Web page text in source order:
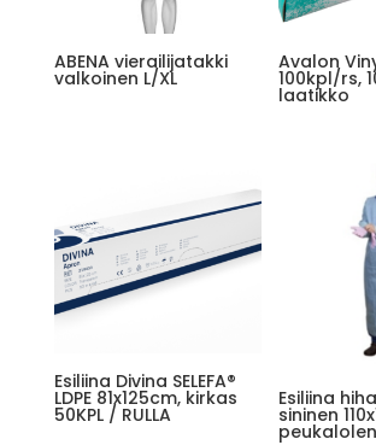
ABENA vierailijatakki
valkoinen L/XL
Avalon
100kpl/rs,
laatikko
Esiliina Divina SELEFA®
LDPE 81x125cm, kirkas
50KPL / RULLA
Esiliina
sininen